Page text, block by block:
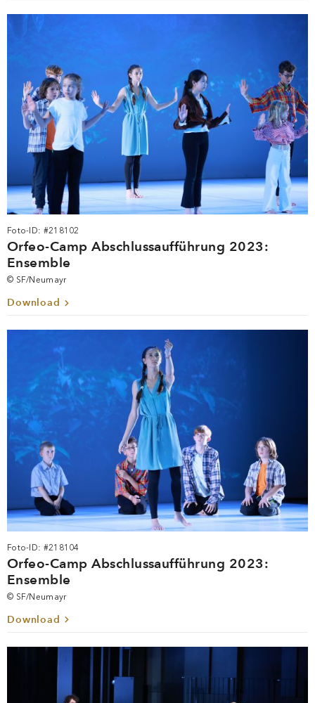
Foto-ID: #218102
Orfeo-Camp Abschlussaufführung 2023:
Ensemble
© SF/Neumayr
Download
Foto-ID: #218104
Orfeo-Camp Abschlussaufführung 2023:
Ensemble
© SF/Neumayr
Download